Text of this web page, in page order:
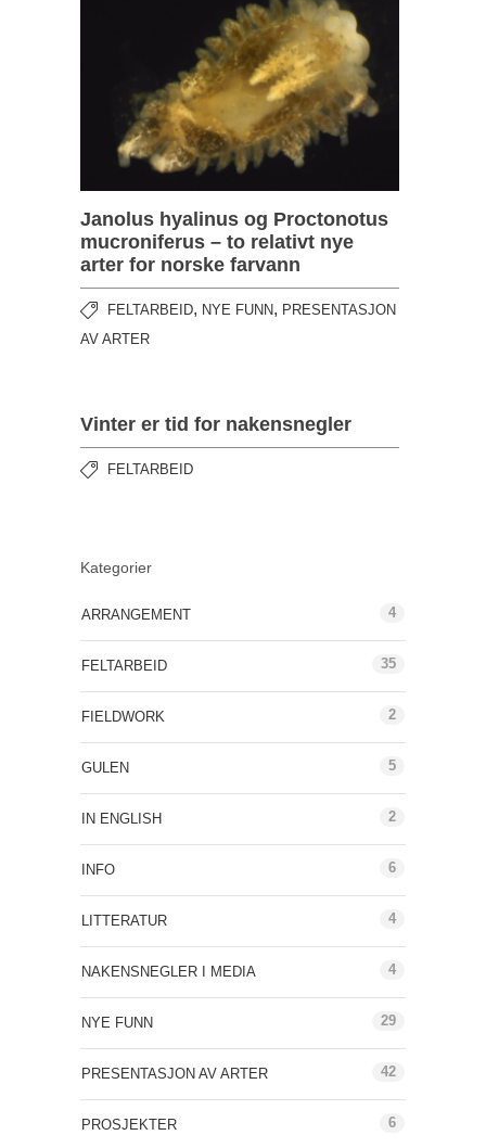
Janolus hyalinus og Proctonotus
mucroniferus – to relativt nye
arter for norske farvann
FELTARBEID, NYE FUNN, PRESENTASJON
AV ARTER
Vinter er tid for nakensnegler
FELTARBEID
Kategorier
ARRANGEMENT 4
FELTARBEID 35
FIELDWORK 2
GULEN 5
IN ENGLISH 2
INFO 6
LITTERATUR 4
NAKENSNEGLER I MEDIA 4
NYE FUNN 29
PRESENTASJON AV ARTER 42
PROSJEKTER 6